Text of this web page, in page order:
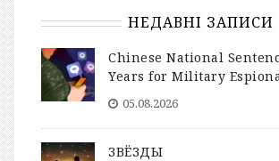
НЕДАВНІ ЗАПИСИ
Chinese National
Years for Military
05.08.2026
ЗВЁЗДЫ